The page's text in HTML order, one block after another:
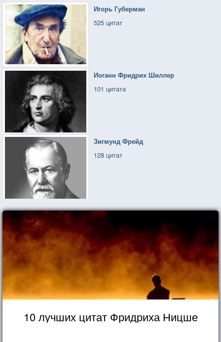
Игорь Губерман
525 цитат
Иоганн Фридрих Шиллер
101 цитата
Зигмунд Фрейд
128 цитат
10 лучших цитат Фридриха Ницше